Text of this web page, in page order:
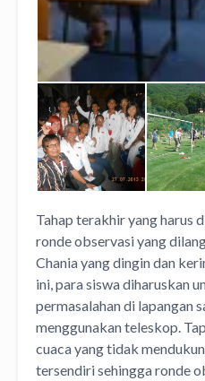
Tahap terakhir yang harus
ronde observasi yang
Chania yang dingin dan
ini, para siswa diharuskan
permasalahan di lapangan
menggunakan teleskop.
cuaca yang tidak
tersendiri sehingga ronde